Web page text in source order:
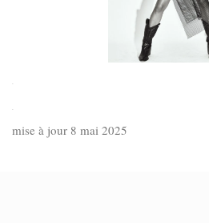
.
mise à jour 8 mai 2025